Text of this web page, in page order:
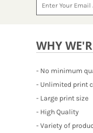
WHY
- No minimum
- Unlimited print
- Large print size
- High Quality
- Variety of